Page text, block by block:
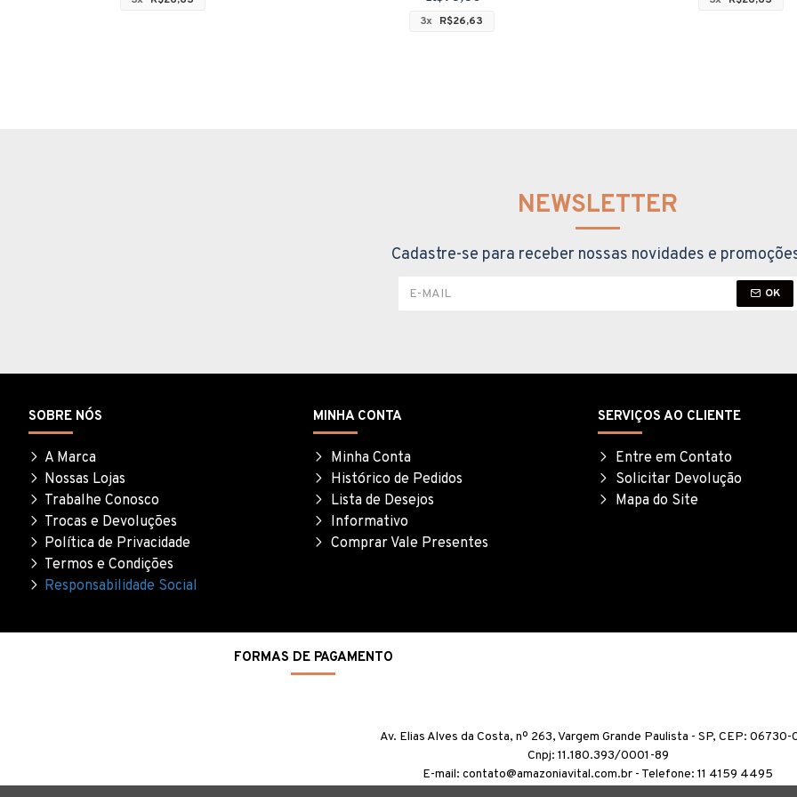
3x R$26,63
NEWSLETTER
Cadastre-se para receber nossas novidades e
OK
SOBRE NÓS
A Marca
Nossas Lojas
Trabalhe Conosco
Trocas e Devoluções
Política de Privacidade
Termos e Condições
Responsabilidade Social
MINHA CONTA
Minha Conta
Histórico de Pedidos
Lista de Desejos
Informativo
Comprar Vale Presentes
SERVIÇOS AO CLIENTE
Entre em Contato
Solicitar Devolução
Mapa do Site
FORMAS DE PAGAMENTO
Av. Elias Alves da Costa, nº 263, Vargem Grande Paulista - SP, CEP:
Cnpj: 11.180.393/0001-89
E-mail: contato@amazoniavital.com.br - Telefone: 11 4159 4495